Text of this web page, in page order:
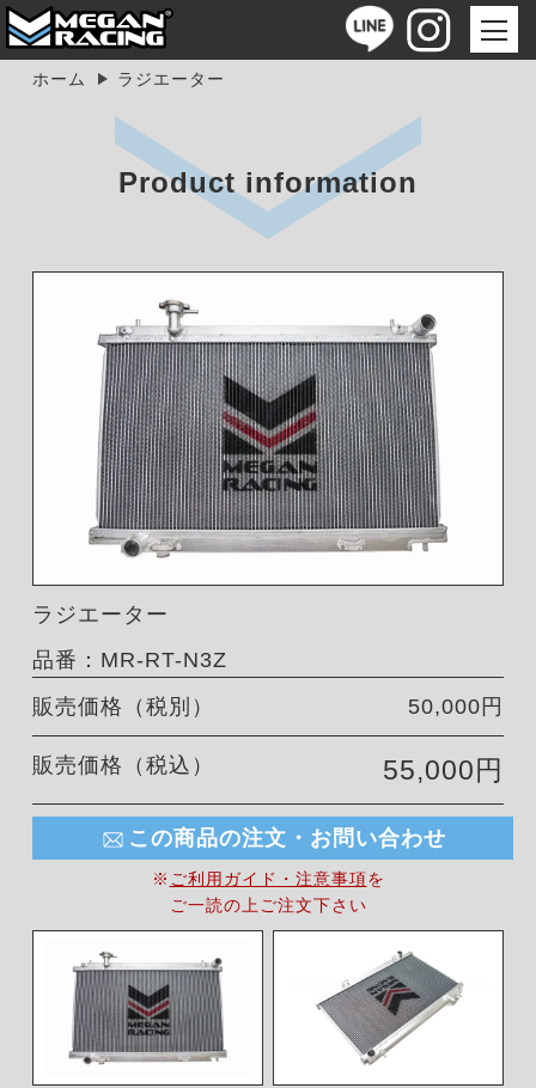
ホーム ラジエーター
Product information
ラジエーター
品番：MR-RT-N3Z
販売価格（税別）
50,000円
販売価格（税込） 55,000円
この商品の注文・お問い合わせ
※ ご利用ガイド・注意事項を
ご一読の上ご注文下さい